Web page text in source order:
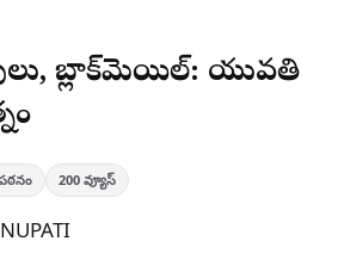
బ్లాక్‌మెయిల్: యువతి
200 వ్యూస్